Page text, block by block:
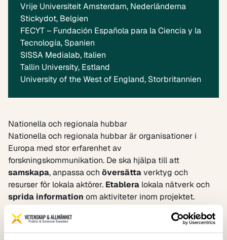
Vrije Universiteit Amsterdam, Nederländerna
Stickydot, Belgien
FECYT – Fundación Española para la Ciencia y la
Tecnología, Spanien
SISSA Medialab, Italien
Tallin University, Estland
University of the West of England, Storbritannien
Nationella och regionala hubbar
Nationella och regionala hubbar är organisationer i
Europa med stor erfarenhet av
forskningskommunikation. De ska hjälpa till att
samskapa, anpassa och översättaverktyg och
resurser för lokala aktörer. Etablera lokala nätverk och
sprida information om aktiviteter inom projektet.